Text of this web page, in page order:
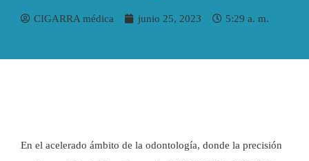
CIGARRA médica junio 25, 2023 5:29 a. m.
En el acelerado ámbito de la odontología, donde la precisión